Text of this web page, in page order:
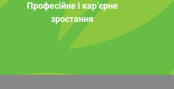
Професійне і кар’єрне
зростання